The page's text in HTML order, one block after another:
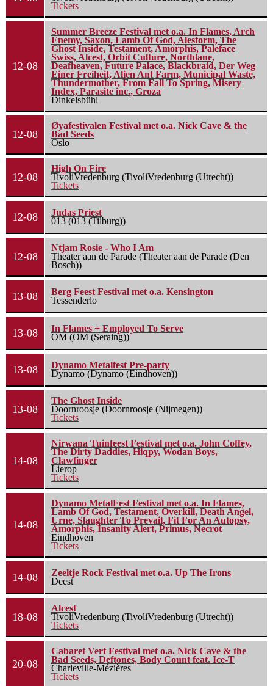
Tickets
12-08
Summer Breeze Festival met o.a. In Flames, Arch
Enemy, Saxon, Lamb Of God, Alestorm, The
Ghost Inside, Testament, Amorphis, Paleface
Swiss, Alcest, Orbit Culture, Northlane,
Deafheaven, Future Palace, Blackbraid, Der Weg
Einer Freiheit, Alien Ant Farm, Municipal Waste,
Thundermother, From Fall To Spring, Misery
Index, Parasite inc., Groza
Dinkelsbühl
12-08
Øyafestivalen Festival met o.a. Nick Cave & the
Bad Seeds
Oslo
12-08
High On Fire
TivoliVredenburg (TivoliVredenburg (Utrecht))
Tickets
12-08
Judas Priest
013 (013 (Tilburg))
12-08
Ntjam Rosie - Who I Am
Theater aan de Parade (Theater aan de Parade (Den
Bosch))
13-08
Berg Feest Festival met o.a. Kensington
Tessenderlo
13-08
In Flames + Employed To Serve
OM (OM (Seraing))
13-08
Dynamo Metalfest Pre-party
Dynamo (Dynamo (Eindhoven))
13-08
The Ghost Inside
Doornroosje (Doornroosje (Nijmegen))
Tickets
14-08
Nirwana Tuinfeest Festival met o.a. John Coffey,
The Dirty Daddies, Hiqpy, Wodan Boys,
Clawfinger
Lierop
Tickets
14-08
Dynamo MetalFest Festival met o.a. In Flames,
Lamb Of God, Testament, Overkill, Death Angel,
Urne, Slaughter To Prevail, Fit For An Autopsy,
Amorphis, Insanity Alert, Primus, Necrot
Eindhoven
Tickets
14-08
Zeeltje Rock Festival met o.a. Up The Irons
Deest
18-08
Alcest
TivoliVredenburg (TivoliVredenburg (Utrecht))
Tickets
20-08
Cabaret Vert Festival met o.a. Nick Cave & the
Bad Seeds, Deftones, Body Count feat. Ice-T
Charleville-Mézières
Tickets